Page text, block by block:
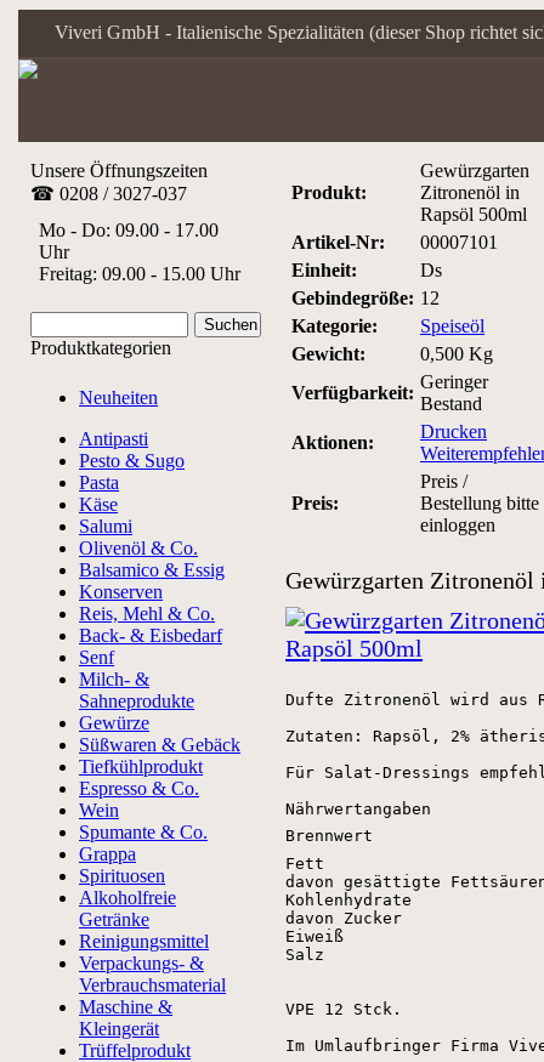
Viveri GmbH - Italienische Spezialitäten (dieser Shop richtet
Unsere Öffnungszeiten
☎ 0208 / 3027-037
Mo - Do: 09.00 - 17.00
Uhr
Freitag: 09.00 - 15.00 Uhr
Produktkategorien
Neuheiten
Antipasti
Pesto & Sugo
Pasta
Käse
Salumi
Olivenöl & Co.
Balsamico & Essig
Konserven
Reis, Mehl & Co.
Back- & Eisbedarf
Senf
Milch- &
Sahneprodukte
Gewürze
Süßwaren & Gebäck
Tiefkühlprodukt
Espresso & Co.
Wein
Spumante & Co.
Grappa
Spirituosen
Alkoholfreie
Getränke
Reinigungsmittel
Verpackungs- &
Verbrauchsmaterial
Maschine &
Kleingerät
Trüffelprodukt
Produkt:
Gewürzgarten
Zitronenöl in
Rapsöl 500ml
Artikel-Nr:
00007101
Einheit:
Ds
Gebindegröße: 12
Kategorie:
Speiseöl
Gewicht:
0,500 Kg
Verfügbarkeit:
Geringer
Bestand
Aktionen:
Drucken
Preis:
Preis /
Bestellung bitte
einloggen
Gewürzgarten Zitronenöl
Dufte Zitronenöl wird aus
Zutaten: Rapsöl, 2%
Für Salat-Dressings
Nährwertangaben
Brennwert
Fett
davon gesättigte
Kohlenhydrate
davon Zucker
Eiweiß
Salz
VPE 12 Stck.
Im Umlaufbringer Firma